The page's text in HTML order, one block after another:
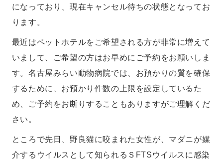
になっており、現在キャンセル待ちの状態となってお
ります。
最近はペットホテルをご希望される方が非常に増えて
いまして、ご希望の方はお早めにご予約をお願いしま
す。名古屋みらい動物病院では、お預かりの質を確保
するために、お預かり件数の上限を設定しているた
め、ご予約をお断りすることもありますがご理解くだ
さい。
ところで先日、野良猫に咬まれた女性が、マダニが媒
介するウイルスとして知られるＳFTSウイルスに感染